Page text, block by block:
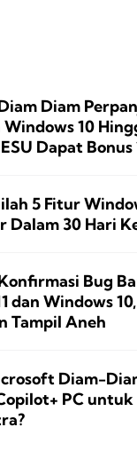
Diam
10
Dapat Bonus
5 Fitur
Dalam 30 Hari
Bug
dan Windows
Tampil Aneh
Diam-
PC